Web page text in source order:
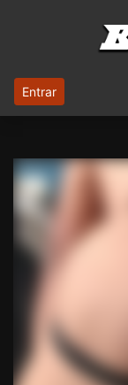
Entrar